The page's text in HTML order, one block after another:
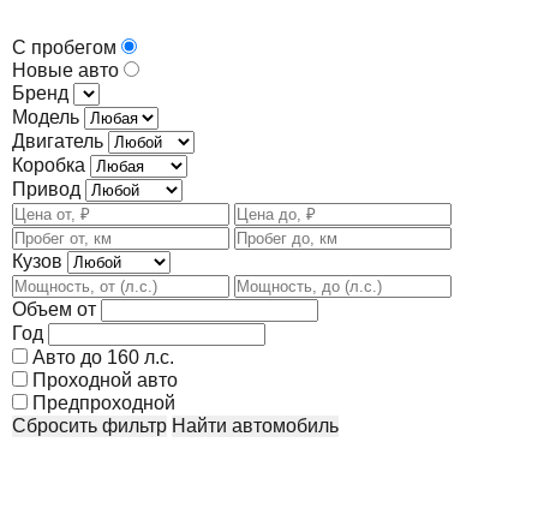
С пробегом
Новые авто
Бренд
Модель
Двигатель
Коробка
Привод
Кузов
Объем от
Год
Авто до 160 л.с.
Проходной авто
Предпроходной
Сбросить фильтр
Найти автомобиль